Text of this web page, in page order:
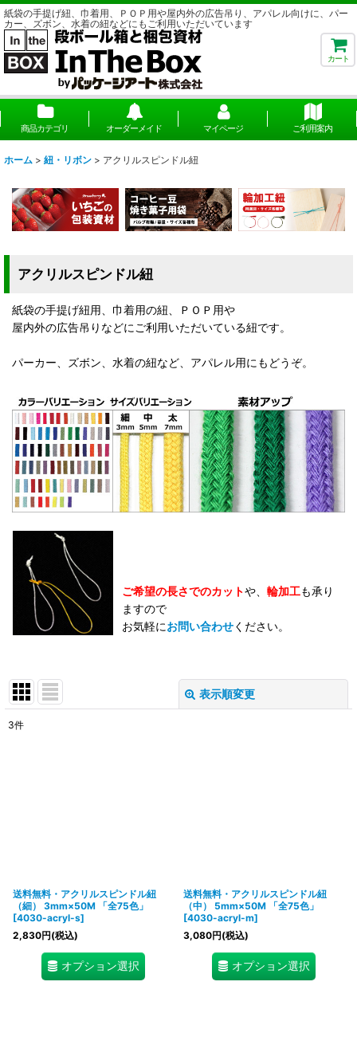
紙袋の手提げ紐、巾着用、ＰＯＰ用や屋内外の広告吊り、アパレル向けに、パー
カー、ズボン、水着の紐などにもご利用いただいています
カート
商品カテゴリ オーダーメイド マイページ ご利用案内
ホーム > 紐・リボン > アクリルスピンドル紐
アクリルスピンドル紐
紙袋の手提げ紐用、巾着用の紐、ＰＯＰ用や
屋内外の広告吊りなどにご利用いただいている紐です。
パーカー、ズボン、水着の紐など、アパレル用にもどうぞ。
ご希望の長さでのカットや、 輪加工も承り
ますので
お気軽にお問い合わせください。
表示順変更
3件
送料無料・アクリルスピンドル紐
（細） 3mm×50M 「全75色」
[4030-acryl-s]
2,830円(税込)
オプション選択
送料無料・アクリルスピンドル紐
（中） 5mm×50M 「全75色」
[4030-acryl-m]
3,080円(税込)
オプション選択